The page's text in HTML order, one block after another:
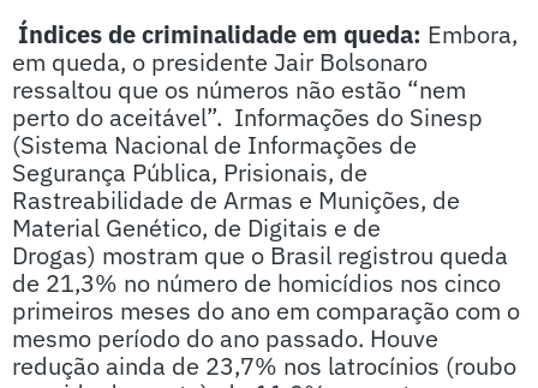
Índices de criminalidade em queda: Embora,
em queda, o presidente Jair Bolsonaro
ressaltou que os números não estão “nem
perto do aceitável”. Informações do Sinesp
(Sistema Nacional de Informações de
Segurança Pública, Prisionais, de
Rastreabilidade de Armas e Munições, de
Material Genético, de Digitais e de
Drogas) mostram que o Brasil registrou queda
de 21,3% no número de homicídios nos cinco
primeiros meses do ano em comparação com o
mesmo período do ano passado. Houve
redução ainda de 23,7% nos latrocínios (roubo